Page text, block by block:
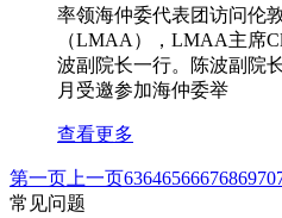
率领海仲委代表团访问伦
（LMAA），LMAA主席
波副院长一行。陈波副院
月受邀参加海仲委举
查看更多
第一页 上一页6364656667686970
常见问题